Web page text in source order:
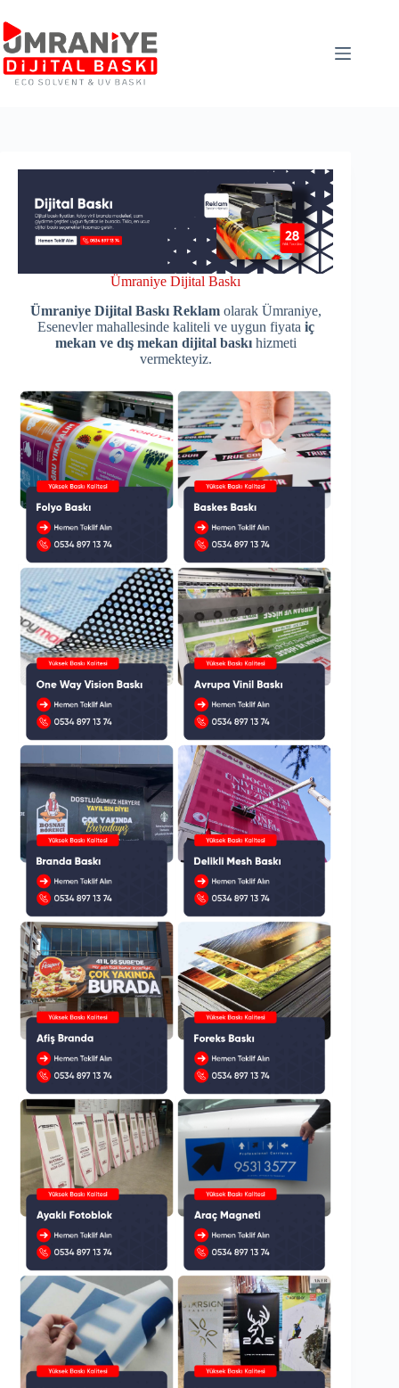
to
content
Ümraniye Dijital Baskı
Ümraniye Dijital Baskı Reklamolarak Ümraniye,
Esenevler mahallesinde kaliteli ve uygun fiyata iç
mekan ve dış mekan dijital baskıhizmeti
vermekteyiz.